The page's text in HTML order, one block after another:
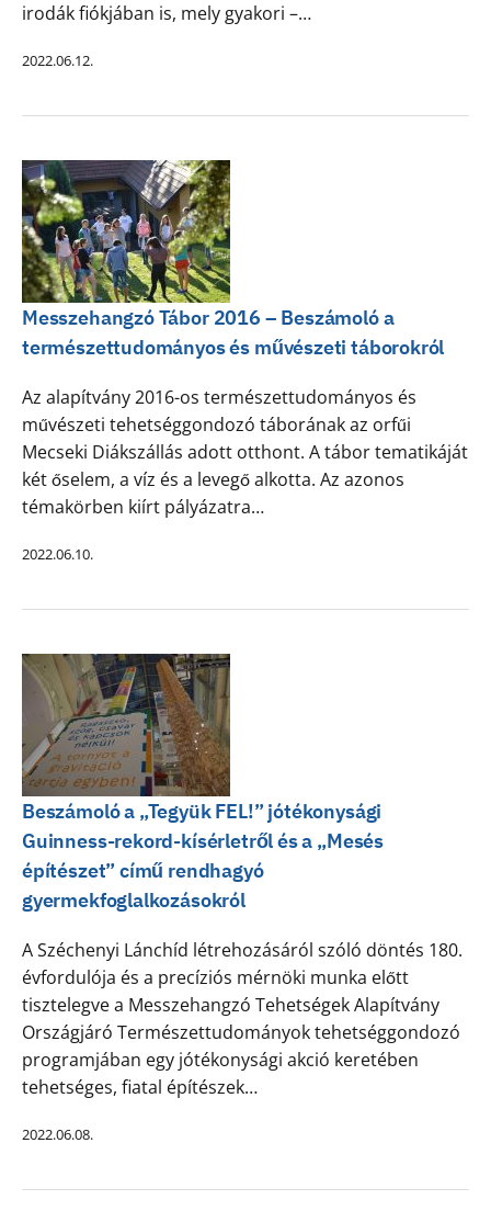
irodák fiókjában is, mely gyakori –…
2022.06.12.
Messzehangzó Tábor 2016 – Beszámoló a
természettudományos és művészeti táborokról
Az alapítvány 2016-os természettudományos és
művészeti tehetséggondozó táborának az orfűi
Mecseki Diákszállás adott otthont. A tábor tematikáját
két őselem, a víz és a levegő alkotta. Az azonos
témakörben kiírt pályázatra…
2022.06.10.
Beszámoló a „Tegyük FEL!” jótékonysági
Guinness-rekord-kísérletről és a „Mesés
építészet” című rendhagyó
gyermekfoglalkozásokról
A Széchenyi Lánchíd létrehozásáról szóló döntés 180.
évfordulója és a precíziós mérnöki munka előtt
tisztelegve a Messzehangzó Tehetségek Alapítvány
Országjáró Természettudományok tehetséggondozó
programjában egy jótékonysági akció keretében
tehetséges, fiatal építészek…
2022.06.08.